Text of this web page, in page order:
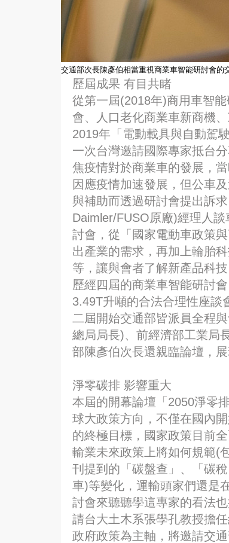
交通部次長陳彥伯相當重視商業車智能研討會的
歷屆成果 有目共睹
從第一屆(2018年)商用車智
會、人口老化商業車新商機
2019年「電動載具與自動駕
一次台灣邀請國際專家抵台
焦疫情對於商業車的發展，
因應疫情加速發展，但公車
與補助而透過研討會提出訴
Daimler/FUSO原廠)經理人
討會，從「國家電動車政策
出產業的需求，再加上輪胎
等，讓與會者了解新產品科
歷經四屆的商業車智能研討
3.49T升噸的合法合理性座談
二屆開始交通部皆派員全程
總局局長)、前經濟部工業局
部陳彥伯次長還親臨論壇，
淨零碳排 影響重大
本屆的開幕論壇「2050淨零
球大政策方向，不僅在國內
的終極目標，國家政策目前
輸業未來政策上將如何規範(
刊提到的「碳盤查」、「碳
車)等變化，運輸頭家們還是
討會來聽聽學這專家的看法
請台大土木系張學孔教授擔
政府政策為主軸，將邀請交